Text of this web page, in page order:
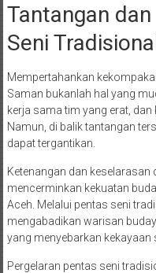
Tantangan
Seni
Mempertahankan
Saman bukanlah hal yang
kerja sama tim yang erat,
Namun, di balik tantangan
dapat tergantikan.
Ketenangan dan keselarasan
mencerminkan kekuatan
Aceh. Melalui pentas seni
mengabadikan warisan
yang menyebarkan kekayaan
Pergelaran pentas seni